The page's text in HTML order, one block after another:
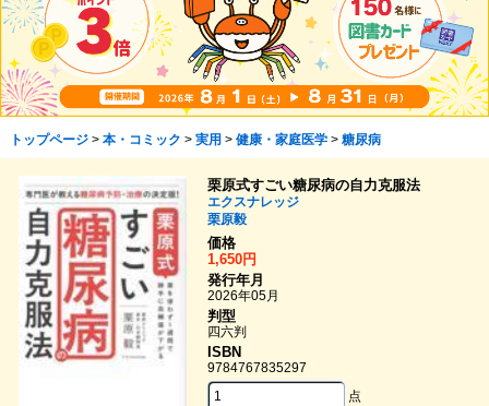
トップページ> 本・コミック > 実用 > 健康・家庭医学> 糖尿病
栗原式すごい糖尿病の自力克服法
エクスナレッジ
栗原毅
価格
1,650円
発行年月
2026年05月
判型
四六判
ISBN
9784767835297
点